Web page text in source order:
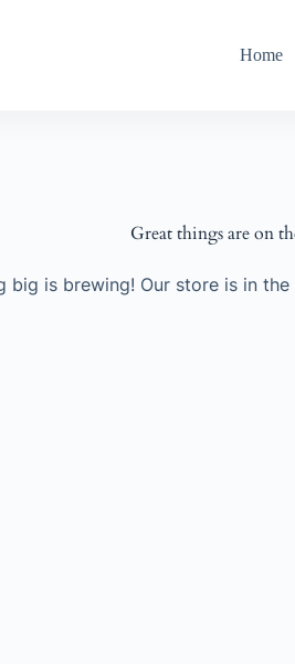
Home
Great things are on
big is brewing! Our store is in